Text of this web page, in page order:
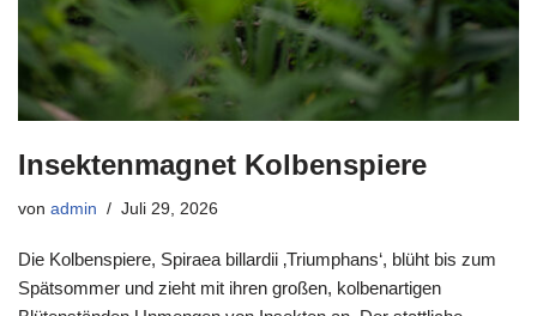
Insektenmagnet Kolbenspiere
von admin Juli 29, 2026
Die Kolbenspiere, Spiraea billardii ‚Triumphans‘, blüht bis zum
Spätsommer und zieht mit ihren großen, kolbenartigen